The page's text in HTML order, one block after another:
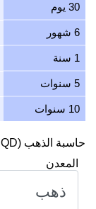
11 يوليو 2026
10 يوليو 2026
9 يوليو 2026
30 يوم
6 شهور
1 سنة
5 سنوات
10 سنوات
حاسبة الذهب (IQD)
المعدن